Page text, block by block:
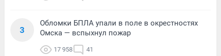
3
Обломки БПЛА упали в поле в окрестностях
Омска — вспыхнул пожар
17 958 41